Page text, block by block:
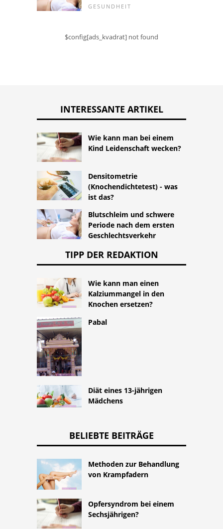
GESUNDHEIT
$config[ads_kvadrat] not found
INTERESSANTE ARTIKEL
Wie kann man bei einem
Kind Leidenschaft wecken?
Densitometrie
(Knochendichtetest) - was
ist das?
Blutschleim und schwere
Periode nach dem ersten
Geschlechtsverkehr
TIPP DER REDAKTION
Wie kann man einen
Kalziummangel in den
Knochen ersetzen?
Pabal
Diät eines 13-jährigen
Mädchens
BELIEBTE BEITRÄGE
Methoden zur Behandlung
von Krampfadern
Opfersyndrom bei einem
Sechsjährigen?